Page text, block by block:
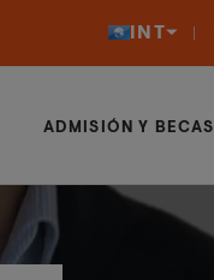
INT
ADMISIÓN Y BECAS